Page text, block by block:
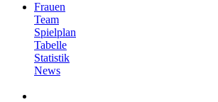
Frauen
Team
Spielplan
Tabelle
Statistik
News